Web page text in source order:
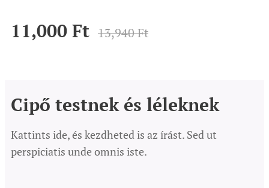
11,000 Ft 13,940Ft
Cipő testnek és léleknek
Kattints ide, és kezdheted is az írást. Sed ut
perspiciatis unde omnis iste.